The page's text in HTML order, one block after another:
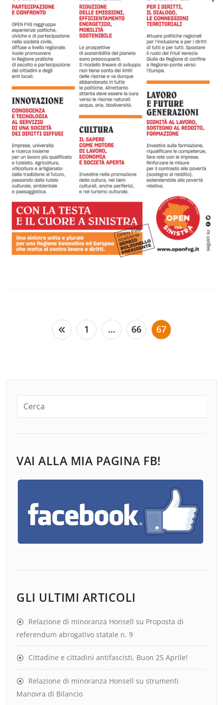
Paginazione
1 … 66 67
VAI ALLA MIA PAGINA FB!
GLI ULTIMI ARTICOLI
Relazione di minoranza Honsell su Proposta di
referendum abrogativo statale n. 9
Cittadine e cittadini antifascisti, Buon 25 Aprile!
Relazione di minoranza Honsell su strumenti
Manovra di Bilancio